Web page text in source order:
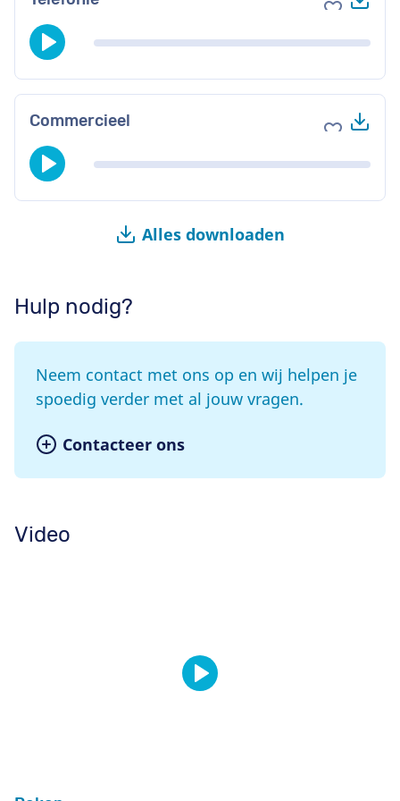
Voeg toe
Commercieel Voeg toe
Alles downloaden
Hulp nodig?
Neem contact met ons op en wij helpen je
spoedig verder met al jouw vragen.
Contacteer ons
Video